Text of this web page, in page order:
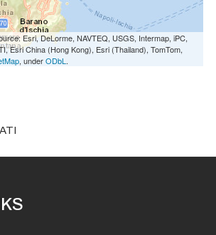
Esri, DeLorme, NAVTEQ, USGS, Intermap, iPC,
Esri China (Hong Kong), Esri (Thailand), TomTom,
, underODbL .